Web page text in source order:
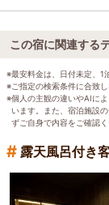
この宿に関連する
※最安料金は、日付未定、1
※ご指定の検索条件に合致
※個人の主観の違いやAIに
います。また、宿泊施設
ずご自身で内容をご確認く
# 露天風呂付き